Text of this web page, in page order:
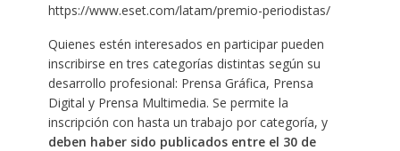
https://www.eset.com/latam/premio-periodistas/
Quienes estén interesados en participar pueden
inscribirse en tres categorías distintas según su
desarrollo profesional: Prensa Gráfica, Prensa
Digital y Prensa Multimedia. Se permite la
inscripción con hasta un trabajo por categoría, y
deben haber sido publicados entre el 30 de